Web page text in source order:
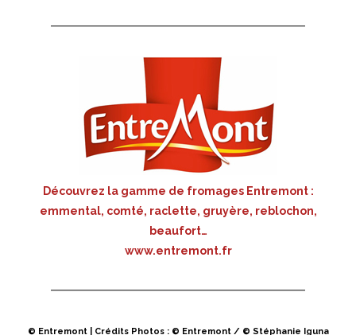
Découvrez la gamme de fromages Entremont :
emmental, comté, raclette, gruyère, reblochon,
beaufort…
www.entremont.fr
© Entremont | Crédits Photos : © Entremont / © Stéphanie Iguna